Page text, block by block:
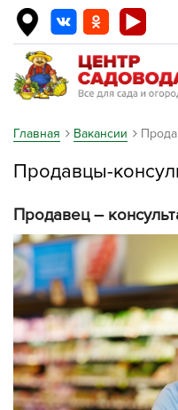
Главная Вакансии
Продавцы-
Продавец –